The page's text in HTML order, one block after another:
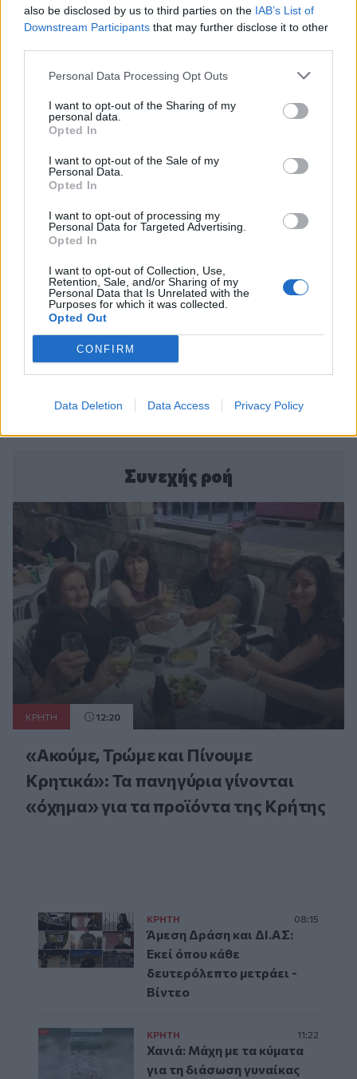
also be disclosed by us to third parties on the IAB’s List of
Downstream Participants that may further disclose it to other
Personal Data Processing Opt Outs
I want to opt-out of the Sharing of my
personal data.
Opted In
I want to opt-out of the Sale of my
Personal Data.
Opted In
I want to opt-out of processing my
Personal Data for Targeted Advertising.
Opted In
I want to opt-out of Collection, Use,
Retention, Sale, and/or Sharing of my
Personal Data that Is Unrelated with the
Purposes for which it was collected.
Opted Out
CONFIRM
Data Deletion Data Access Privacy Policy
11:28
«Η δίκη του Μάνου Χατζιδάκι» στα Χανιά
Χανιά: Μάχη με τα κύματα για τη διάσωση γυναίκας στον
Συνεχής ροή
ΚΡΗΤΗ 12:20
«Ακούμε, Τρώμε και Πίνουμε
Κρητικά»: Τα πανηγύρια γίνονται
«όχημα» για τα προϊόντα της Κρήτης
ΚΡΗΤΗ 08:15
Άμεση Δράση και ΔΙ.ΑΣ:
Εκεί όπου κάθε
δευτερόλεπτο μετράει -
Βίντεο
ΚΡΗΤΗ 11:22
Χανιά: Μάχη με τα κύματα
για τη διάσωση γυναίκας